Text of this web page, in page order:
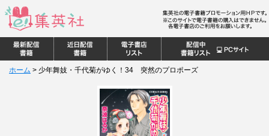
ホーム > 少年舞妓・千代菊がゆく！34 突然のプロポーズ